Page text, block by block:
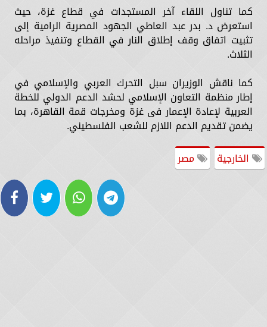
كما تناول اللقاء آخر المستجدات في قطاع غزة، حيث
استعرض د. بدر عبد العاطي الجهود المصرية الرامية إلى
تثبيت اتفاق وقف إطلاق النار في القطاع وتنفيذ مراحله
الثلاث.
كما ناقش الوزيران سبل التحرك العربي والإسلامي في
إطار منظمة التعاون الإسلامي لحشد الدعم الدولي للخطة
العربية لإعادة الإعمار فى غزة ومخرجات قمة القاهرة، بما
يضمن تقديم الدعم اللازم للشعب الفلسطيني.
الخارجية
مصر